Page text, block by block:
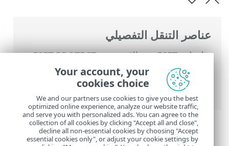
عناصر التنقل التفصيلي
تعليمات ESET عبر الإنترنت >
ESET PROTECT
>
استخدام ‎ESET PROTECT
>القائمة الرئيسية
ESET PROTECT
>المهام>مهام العميل
التراجع عن تحديث وحدات التطبيق
Your account, your
cookies choice
We and our partners use cookies to give you the best
optimized online experience, analyze our website traffic,
and serve you with personalized ads. You can agree to the
collection of all cookies by clicking "Accept all and close",
decline all non-essential cookies by choosing "Accept
essential cookies only", or adjust your cookie settings by